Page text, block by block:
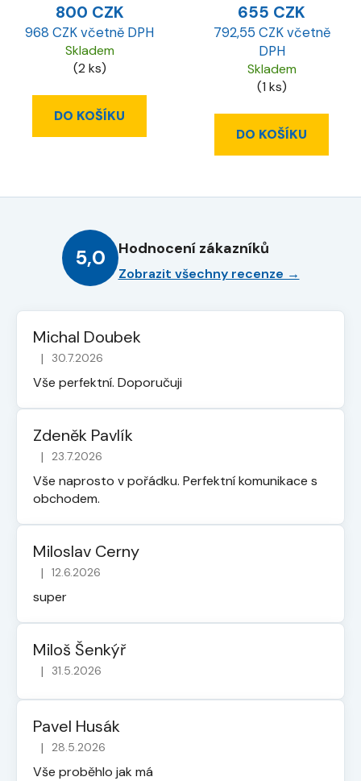
800 CZK
968 CZK včetně DPH
Skladem
(2 ks)
DO KOŠÍKU
655 CZK
792,55 CZK včetně
DPH
Skladem
(1 ks)
DO KOŠÍKU
5,0 Hodnocení zákazníků
Zobrazit všechny recenze →
Michal Doubek
Hodnocení obchodu je 5 z 5 hvězdiček.
| 30.7.2026
Vše perfektní. Doporučuji
Zdeněk Pavlík
Hodnocení obchodu je 5 z 5 hvězdiček.
| 23.7.2026
Vše naprosto v pořádku. Perfektní komunikace s
obchodem.
Miloslav Cerny
Hodnocení obchodu je 5 z 5 hvězdiček.
| 12.6.2026
super
Miloš Šenkýř
Hodnocení obchodu je 5 z 5 hvězdiček.
| 31.5.2026
Pavel Husák
Hodnocení obchodu je 5 z 5 hvězdiček.
| 28.5.2026
Vše proběhlo jak má